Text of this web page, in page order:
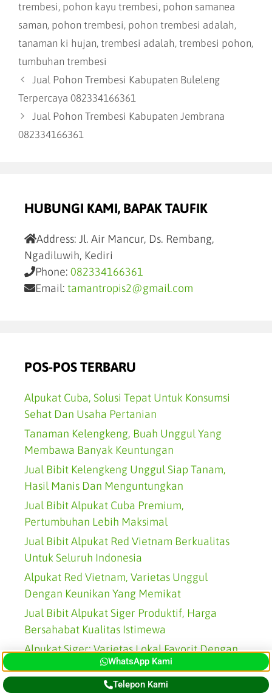
trembesi, pohon kayu trembesi, pohon samanea
saman, pohon trembesi, pohon trembesi adalah,
tanaman ki hujan, trembesi adalah, trembesi pohon,
tumbuhan trembesi
Jual Pohon Trembesi Kabupaten Buleleng
Terpercaya 082334166361
Jual Pohon Trembesi Kabupaten Jembrana
082334166361
HUBUNGI KAMI, BAPAK TAUFIK
Address: Jl. Air Mancur, Ds. Rembang,
Ngadiluwih, Kediri
Phone: 082334166361
Email: tamantropis2@gmail.com
POS-POS TERBARU
Alpukat Cuba, Solusi Tepat Untuk Konsumsi
Sehat Dan Usaha Pertanian
Tanaman Kelengkeng, Buah Unggul Yang
Membawa Banyak Keuntungan
Jual Bibit Kelengkeng Unggul Siap Tanam,
Hasil Manis Dan Menguntungkan
Jual Bibit Alpukat Cuba Premium,
Pertumbuhan Lebih Maksimal
Jual Bibit Alpukat Red Vietnam Berkualitas
Untuk Seluruh Indonesia
Alpukat Red Vietnam, Varietas Unggul
Dengan Keunikan Yang Memikat
Jual Bibit Alpukat Siger Produktif, Harga
Bersahabat Kualitas Istimewa
Alpukat Siger: Varietas Lokal Favorit Dengan
Buah Tebal Dan Gurih
Jual Bibit Alpukat Mentega Sehat, Solusi
WhatsApp Kami
Telepon Kami